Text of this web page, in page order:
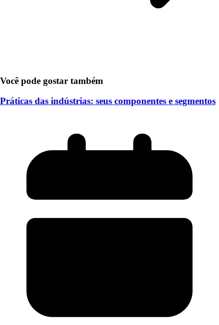
Você pode gostar também
Práticas das indústrias: seus componentes e segmentos